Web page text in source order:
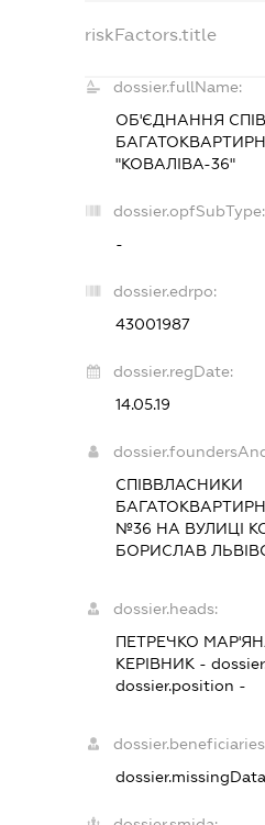
riskFactors.title
dossier.fullName:
ОБ'ЄДНАННЯ
"КОВАЛІВА-36"
dossier.opfSubType:
-
dossier.edrpo:
43001987
dossier.regDate:
14.05.19
СПІВВЛАСНИКИ
№36 НА ВУЛИЦІ
БОРИСЛАВ
dossier.heads:
ПЕТРЕЧКО
КЕРІВНИК -
dossier.position -
dossier.missingData